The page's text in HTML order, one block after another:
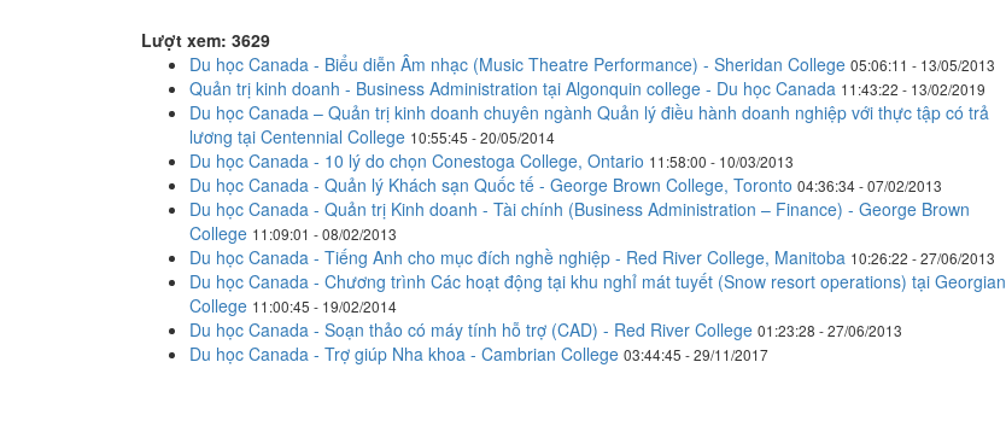
Lượt xem: 3629
Du học Canada - Biểu diễn Âm nhạc (Music Theatre Performance) - Sheridan College 05:06:11 - 13/05/2013
Quản trị kinh doanh - Business Administration tại Algonquin college - Du học Canada 11:43:22 - 13/02/2019
Du học Canada – Quản trị kinh doanh chuyên ngành Quản lý điều hành doanh nghiệp với thực tập có trả
lương tại Centennial College 10:55:45 - 20/05/2014
Du học Canada - 10 lý do chọn Conestoga College, Ontario 11:58:00 - 10/03/2013
Du học Canada - Quản lý Khách sạn Quốc tế - George Brown College, Toronto 04:36:34 - 07/02/2013
Du học Canada - Quản trị Kinh doanh - Tài chính (Business Administration – Finance) - George Brown
College 11:09:01 - 08/02/2013
Du học Canada - Tiếng Anh cho mục đích nghề nghiệp - Red River College, Manitoba 10:26:22 - 27/06/2013
Du học Canada - Chương trình Các hoạt động tại khu nghỉ mát tuyết (Snow resort operations) tại Georgian
College 11:00:45 - 19/02/2014
Du học Canada - Soạn thảo có máy tính hỗ trợ (CAD) - Red River College 01:23:28 - 27/06/2013
Du học Canada - Trợ giúp Nha khoa - Cambrian College 03:44:45 - 29/11/2017